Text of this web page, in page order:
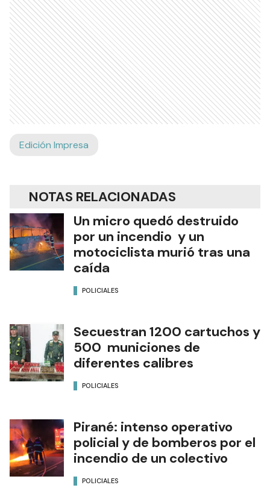
Edición Impresa
NOTAS RELACIONADAS
Un micro quedó destruido
por un incendio y un
motociclista murió tras una
caída
POLICIALES
Secuestran 1200 cartuchos y
500 municiones de
diferentes calibres
POLICIALES
Pirané: intenso operativo
policial y de bomberos por el
incendio de un colectivo
POLICIALES